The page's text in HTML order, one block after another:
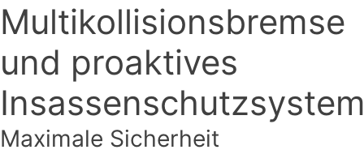
Multikollisionsbremse
und proaktives
Maximale Sicherheit